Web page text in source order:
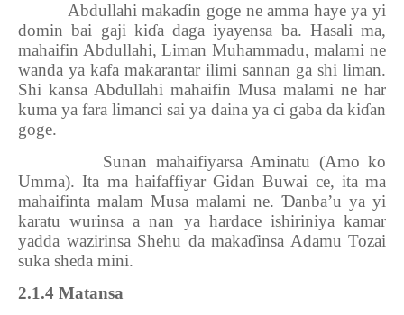
Abdullahi makaɗin goge ne amma haye ya yi
domin bai gaji kiɗa daga iyayensa ba. Hasali ma,
mahaifin Abdullahi, Liman Muhammadu, malami ne
wanda ya kafa makarantar ilimi sannan ga shi liman.
Shi kansa Abdullahi mahaifin Musa malami ne har
kuma ya fara limanci sai ya daina ya ci gaba da kiɗan
goge.
Sunan mahaifiyarsa Aminatu (Amo ko
Umma). Ita ma haifaffiyar Gidan Buwai ce, ita ma
mahaifinta malam Musa malami ne. Ɗanba’u ya yi
karatu wurinsa a nan ya hardace ishiriniya kamar
yadda wazirinsa Shehu da makaɗinsa Adamu Tozai
suka sheda mini.
2.1.4 Matansa